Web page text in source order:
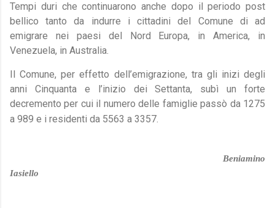
Tempi duri che continuarono anche dopo il periodo post
bellico tanto da indurre i cittadini del Comune di ad
emigrare nei paesi del Nord Europa, in America, in
Venezuela, in Australia.
Il Comune, per effetto dell’emigrazione, tra gli inizi degli
anni Cinquanta e l’inizio dei Settanta, subì un forte
decremento per cui il numero delle famiglie passò da 1275
a 989 e i residenti da 5563 a 3357.
Beniamino
Iasiello